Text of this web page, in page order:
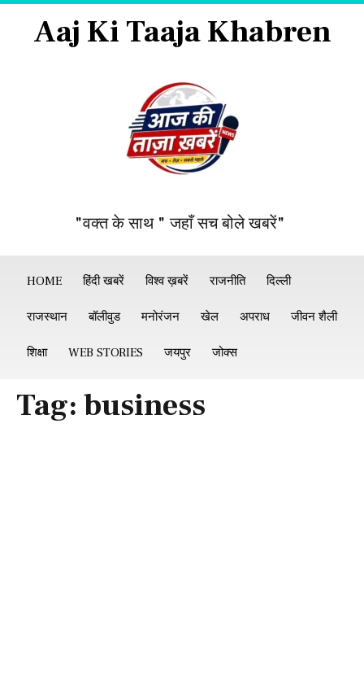
Aaj Ki Taaja Khabren
"वक्त के साथ " जहाँ सच बोले खबरें"
HOME हिंदी खबरें विश्व ख़बरें राजनीति दिल्ली
राजस्थान बॉलीवुड मनोरंजन खेल अपराध जीवन शैली
शिक्षा WEB STORIES जयपुर जोक्स
Tag: business